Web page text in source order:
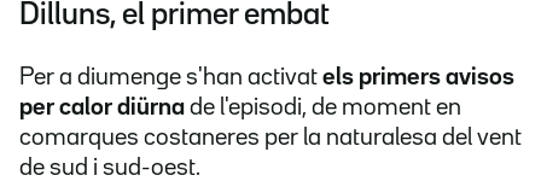
Dilluns, el primer embat
Per a diumenge s'han activat els primers avisos
per calor diürna de l'episodi, de moment en
comarques costaneres per la naturalesa del vent
de sud i sud-oest.